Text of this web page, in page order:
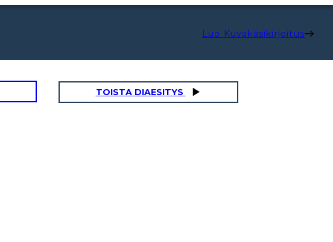
Luo Kuvakäsikirjoitus
TOISTA DIAESITYS